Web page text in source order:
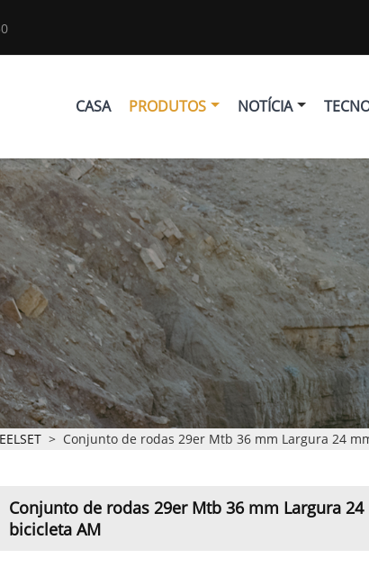
CASA PRODUTOS NOTÍCIA
> Conjunto de rodas 29er Mtb 36 mm Largura 24
Conjunto de rodas 29er Mtb 36 mm Largura
bicicleta AM